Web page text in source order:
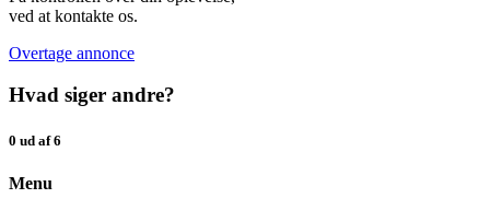
ved at kontakte os.
Overtage annonce
Hvad siger andre?
0 ud af 6
Menu